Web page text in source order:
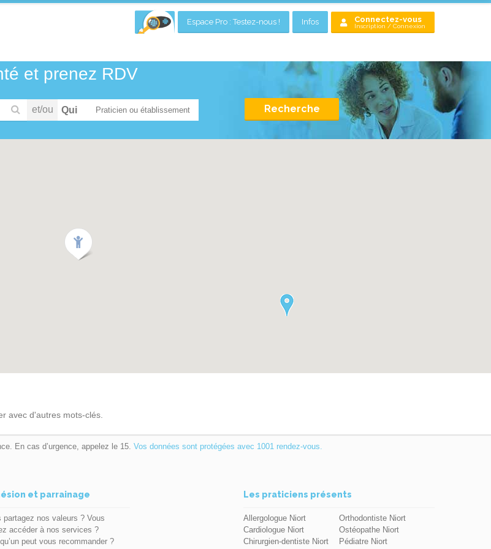
Espace Pro : Testez-nous ! Infos Connectez-vous
Inscription / Connexion
et prenez RDV
et/ou Qui Recherche
avec d'autres mots-clés.
En cas d’urgence, appelez le 15. Vos données sont protégées avec 1001 rendez-vous.
et parrainage
partagez nos valeurs ? Vous
accéder à nos services ?
peut vous recommander ?
Les praticiens présents
Allergologue Niort
Cardiologue Niort
Chirurgien-dentiste Niort
Orthodontiste Niort
Ostéopathe Niort
Pédiatre Niort